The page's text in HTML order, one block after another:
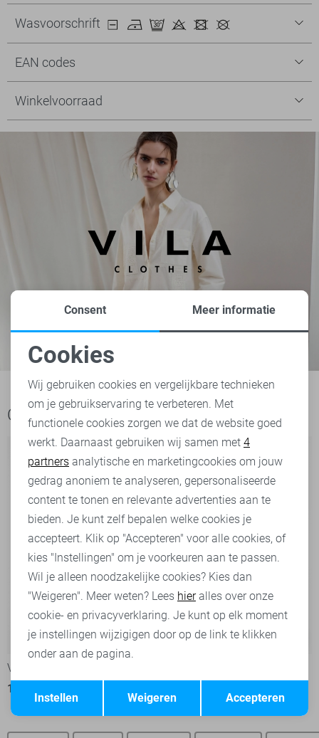
Wasvoorschrift
EAN codes
Winkelvoorraad
Ook het bekijken waard
-43%
Vila Trui
17,00
Noodzakelijke cookies
Personalisatie cookies
Analytische cookies
Marketing cookies
Terug Opslaan
Consent Meer informatie
Cookies
Wij gebruiken cookies en vergelijkbare technieken
om je gebruikservaring te verbeteren. Met
functionele cookies zorgen we dat de website goed
werkt. Daarnaast gebruiken wij samen met 4
partners analytische en marketingcookies om jouw
gedrag anoniem te analyseren, gepersonaliseerde
content te tonen en relevante advertenties aan te
bieden. Je kunt zelf bepalen welke cookies je
accepteert. Klik op "Accepteren" voor alle cookies, of
kies "Instellingen" om je voorkeuren aan te passen.
Wil je alleen noodzakelijke cookies? Kies dan
"Weigeren". Meer weten? Lees hieralles over onze
cookie- en privacyverklaring. Je kunt op elk moment
je instellingen wijzigigen door op de link te klikken
onder aan de pagina.
Accepteren
Weigeren
Instellen